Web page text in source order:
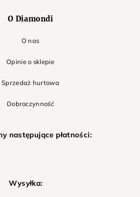
O Diamondi
O nas
Opinie o sklepie
Sprzedaż hurtowa
Dobroczynność
następujące płatności:
Wysyłka: